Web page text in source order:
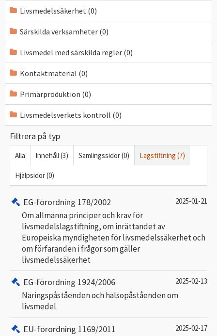
Livsmedelssäkerhet (0)
Särskilda verksamheter (0)
Livsmedel med särskilda regler (0)
Kontaktmaterial (0)
Primärproduktion (0)
Livsmedelsverkets kontroll (0)
Filtrera på typ
Alla Innehåll (3) Samlingssidor (0) Lagstiftning (7)
Hjälpsidor (0)
EG-förordning 178/2002 2025-01-21
Om allmänna principer och krav för
livsmedelslagstiftning, om inrättandet av
Europeiska myndigheten för livsmedelssäkerhet och
om förfaranden i frågor som gäller
livsmedelssäkerhet
EG-förordning 1924/2006 2025-02-13
Näringspåståenden och hälsopåståenden om
livsmedel
EU-förordning 1169/2011 2025-02-17